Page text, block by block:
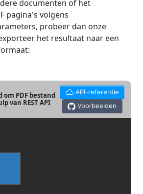
documenten of het
pagina's volgens
probeer dan onze
het resultaat naar een
PDF bestand
van REST API
API-referentie
Voorbeelden